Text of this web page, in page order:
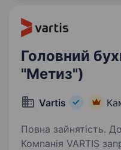
Головний
"Метиз")
Vartis
Повна зайнятість.
Компанія VARTIS